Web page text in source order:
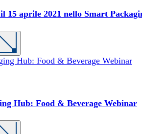
15 aprile 2021 nello Smart
Hub: Food & Beverage Webinar